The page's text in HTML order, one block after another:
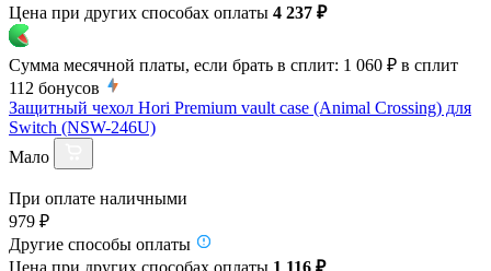
Цена при других способах оплаты 4 237 ₽
Сумма месячной платы, если брать в сплит: 1 060 ₽ в сплит
112 бонусов
Защитный чехол Hori Premium vault case (Animal Crossing) для
Switch (NSW-246U)
Мало
При оплате наличными
979 ₽
Другие способы оплаты
Цена при других способах оплаты 1 116 ₽